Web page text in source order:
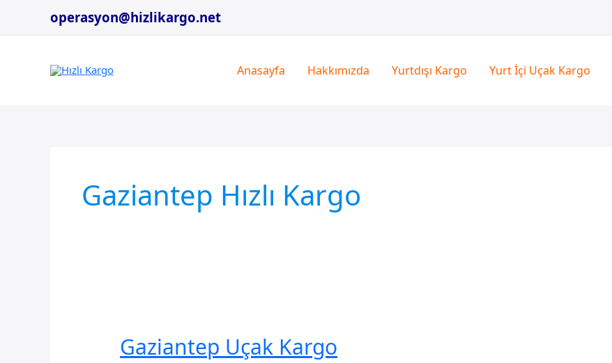
operasyon@hizlikargo.net
Anasayfa Hakkımızda Yurtdışı Kargo Yurt İçi Uçak Kargo
Gaziantep Hızlı Kargo
Gaziantep Uçak Kargo